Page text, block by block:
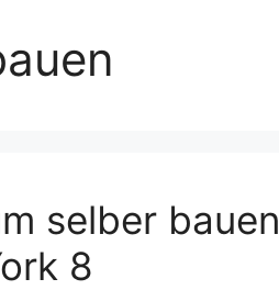
selber bauen
8